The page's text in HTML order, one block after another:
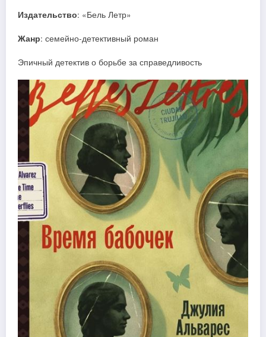
Издательство: «Бель Летр»
Жанр: семейно-детективный роман
Эпичный детектив о борьбе за справедливость